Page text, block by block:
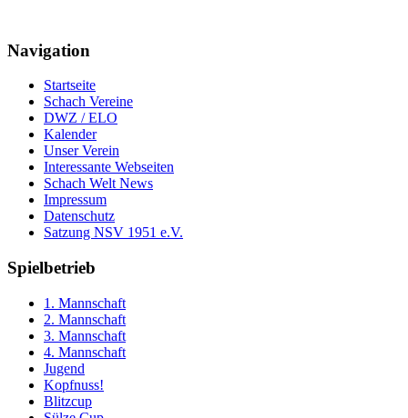
Navigation
Startseite
Schach Vereine
DWZ / ELO
Kalender
Unser Verein
Interessante Webseiten
Schach Welt News
Impressum
Datenschutz
Satzung NSV 1951 e.V.
Spielbetrieb
1. Mannschaft
2. Mannschaft
3. Mannschaft
4. Mannschaft
Jugend
Kopfnuss!
Blitzcup